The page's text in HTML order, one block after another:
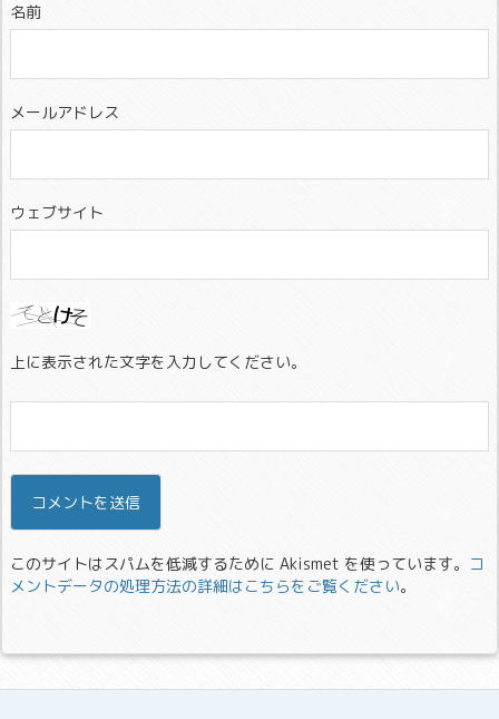
名前
メールアドレス
ウェブサイト
上に表示された文字を入力してください。
このサイトはスパムを低減するために Akismet を使っています。 コ
メントデータの処理方法の詳細はこちらをご覧ください。